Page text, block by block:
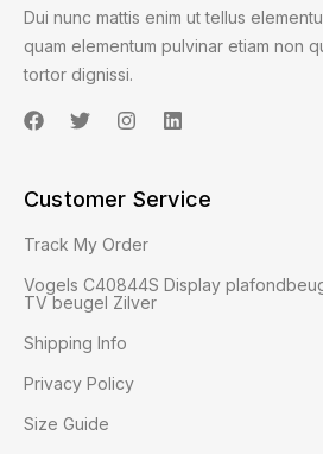
Dui nunc mattis enim ut tellus
quam elementum pulvinar etiam non
tortor dignissi.
Customer Service
Track My Order
Vogels C40844S Display
TV beugel Zilver
Shipping Info
Privacy Policy
Size Guide